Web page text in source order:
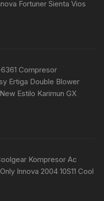
Fortuner Sienta Vios
Compresor
Ertiga Double Blower
Estilo Karimun GX
Kompresor Ac
Innova 2004 10S11 Cool